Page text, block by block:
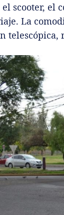
scooter, el
La